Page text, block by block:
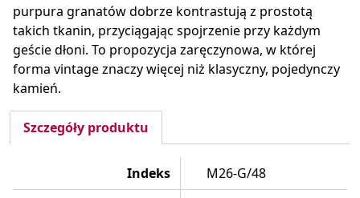
purpura granatów dobrze kontrastują z prostotą
takich tkanin, przyciągając spojrzenie przy każdym
geście dłoni. To propozycja zaręczynowa, w której
forma vintage znaczy więcej niż klasyczny, pojedynczy
kamień.
Szczegóły produktu
Indeks
M26-G/48